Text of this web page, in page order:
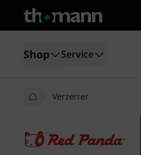
Shop Service
Verzerrer